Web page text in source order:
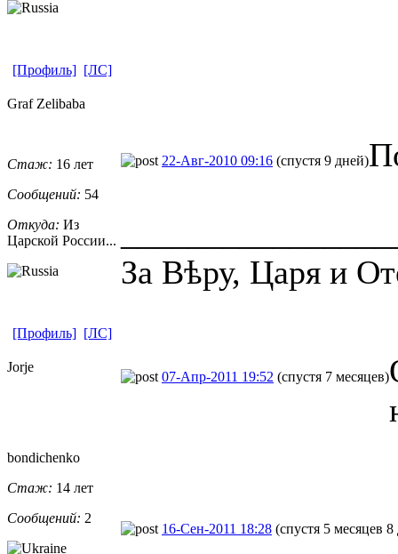
[Профиль] [ЛС]
Graf Zelibaba
Стаж: 16 лет
Сообщений: 54
Откуда: Из
Царской России...
22-Авг-2010 09:16 (спустя 9 дней)
За Вѣру, Царя и
[Профиль] [ЛС]
Jorje
07-Апр-2011 19:52 (спустя 7 месяцев)
bondichenko
Стаж: 14 лет
Сообщений: 2
16-Сен-2011 18:28 (спустя 5 месяцев